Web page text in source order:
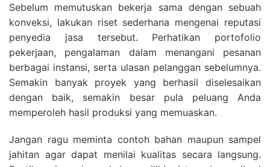
Sebelum memutuskan bekerja sama dengan sebuah
konveksi, lakukan riset sederhana mengenai reputasi
penyedia jasa tersebut. Perhatikan portofolio
pekerjaan, pengalaman dalam menangani pesanan
berbagai instansi, serta ulasan pelanggan sebelumnya.
Semakin banyak proyek yang berhasil diselesaikan
dengan baik, semakin besar pula peluang Anda
memperoleh hasil produksi yang memuaskan.
Jangan ragu meminta contoh bahan maupun sampel
jahitan agar dapat menilai kualitas secara langsung.